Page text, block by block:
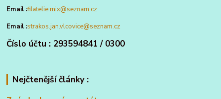
Email :filatelie.mix@seznam.cz
Email :strakos.jan.vlcovice@seznam.cz
Číslo účtu : 293594841 / 0300
Nejčtenější články :